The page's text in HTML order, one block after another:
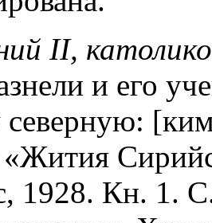
II,
и его
северную:
1928. Кн. 1.